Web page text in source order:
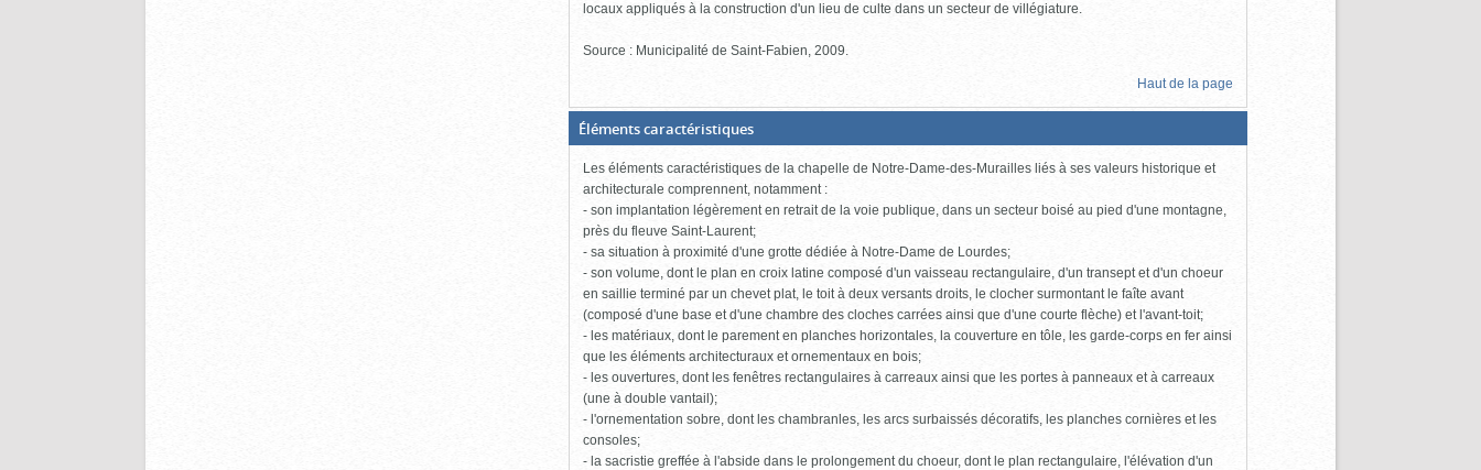
locaux appliqués à la construction d'un lieu de culte dans un secteur de villégiature.
Source : Municipalité de Saint-Fabien, 2009.
Haut de la page
Éléments caractéristiques(Boite
fermée,
cliquer
pour
ouvrir)
Les éléments caractéristiques de la chapelle de Notre-Dame-des-Murailles liés à ses valeurs historique et
architecturale comprennent, notamment :
- son implantation légèrement en retrait de la voie publique, dans un secteur boisé au pied d'une montagne,
près du fleuve Saint-Laurent;
- sa situation à proximité d'une grotte dédiée à Notre-Dame de Lourdes;
- son volume, dont le plan en croix latine composé d'un vaisseau rectangulaire, d'un transept et d'un choeur
en saillie terminé par un chevet plat, le toit à deux versants droits, le clocher surmontant le faîte avant
(composé d'une base et d'une chambre des cloches carrées ainsi que d'une courte flèche) et l'avant-toit;
- les matériaux, dont le parement en planches horizontales, la couverture en tôle, les garde-corps en fer ainsi
que les éléments architecturaux et ornementaux en bois;
- les ouvertures, dont les fenêtres rectangulaires à carreaux ainsi que les portes à panneaux et à carreaux
(une à double vantail);
- l'ornementation sobre, dont les chambranles, les arcs surbaissés décoratifs, les planches cornières et les
consoles;
- la sacristie greffée à l'abside dans le prolongement du choeur, dont le plan rectangulaire, l'élévation d'un